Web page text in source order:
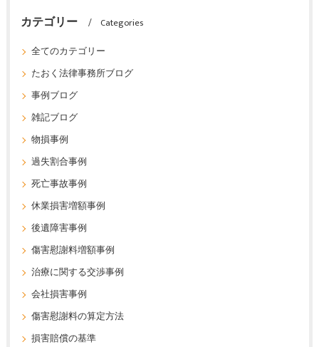
カテゴリー
Categories
全てのカテゴリー
たおく法律事務所ブログ
事例ブログ
雑記ブログ
物損事例
過失割合事例
死亡事故事例
休業損害増額事例
後遺障害事例
傷害慰謝料増額事例
治療に関する交渉事例
会社損害事例
傷害慰謝料の算定方法
損害賠償の基準